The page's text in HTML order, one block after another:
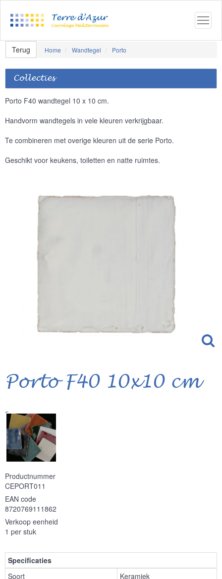
Terug Home Wandtegel Porto
Collecties
Porto F40 wandtegel 10 x 10 cm.
Handvorm wandtegels in vele kleuren verkrijgbaar.
Te combineren met overige kleuren uit de serie Porto.
Geschikt voor keukens, toiletten en natte ruimtes.
Porto F40 10x10 cm
Serie
Productnummer
CEPORT011
EAN code
8720769111862
Verkoop eenheid
1 per stuk
Specificaties
Soort
Keramiek